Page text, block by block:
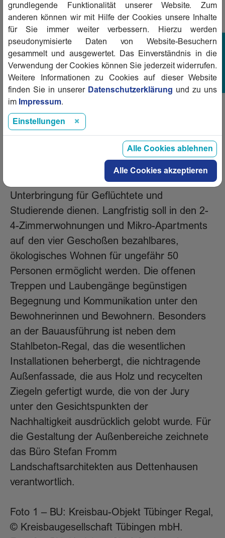
Tübinger Wilhelmstraße ausgezeichnet.
Das Tübinger Regal. Neubau eines
Mehrfamilienhauses Heuberger-Tor-Weg 3,
Tübingen.
Bauherrin: Kreisbaugesellschaft Tübingen
mbH.
Architekten: Danner Yildiz Architekten GmbH,
Tübingen, und Studio Schwitalla, Berlin.
Landschaftsarchitekten Stefan Fromm
Landschaftsarchitekten, Dettenhausen.
Das Gebäude soll als integrative
Unterbringung für Geflüchtete und
Studierende dienen. Langfristig soll in den 2-
4-Zimmerwohnungen und Mikro-Apartments
auf den vier Geschoßen bezahlbares,
ökologisches Wohnen für ungefähr 50
Personen ermöglicht werden. Die offenen
Treppen und Laubengänge begünstigen
Begegnung und Kommunikation unter den
Bewohnerinnen und Bewohnern. Besonders
an der Bauausführung ist neben dem
Stahlbeton-Regal, das die wesentlichen
Installationen beherbergt, die nichtragende
Außenfassade, die aus Holz und recycelten
Ziegeln gefertigt wurde, die von der Jury
unter den Gesichtspunkten der
Nachhaltigkeit ausdrücklich gelobt wurde. Für
die Gestaltung der Außenbereiche zeichnete
das Büro Stefan Fromm
Landschaftsarchitekten aus Dettenhausen
verantwortlich.
Foto 1 – BU: Kreisbau-Objekt Tübinger Regal,
© Kreisbaugesellschaft Tübingen mbH.
grundlegende Funktionalität unserer Website. Zum
anderen können wir mit Hilfe der Cookies unsere Inhalte
für Sie immer weiter verbessern. Hierzu werden
pseudonymisierte Daten von Website-Besuchern
gesammelt und ausgewertet. Das Einverständnis in die
Verwendung der Cookies können Sie jederzeit widerrufen.
Weitere Informationen zu Cookies auf dieser Website
finden Sie in unserer Datenschutzerklärung und zu uns
im Impressum.
Einstellungen
Alle Cookies ablehnen
Alle Cookies akzeptieren